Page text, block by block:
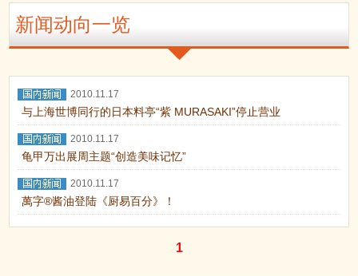
新闻动向一览
2010.11.17
与上海世博同行的日本料亭“紫 MURASAKI”停止营业
2010.11.17
龟甲万出展周主题“创造美味记忆”
2010.11.17
萬字®酱油登陆《厨易百分》！
1